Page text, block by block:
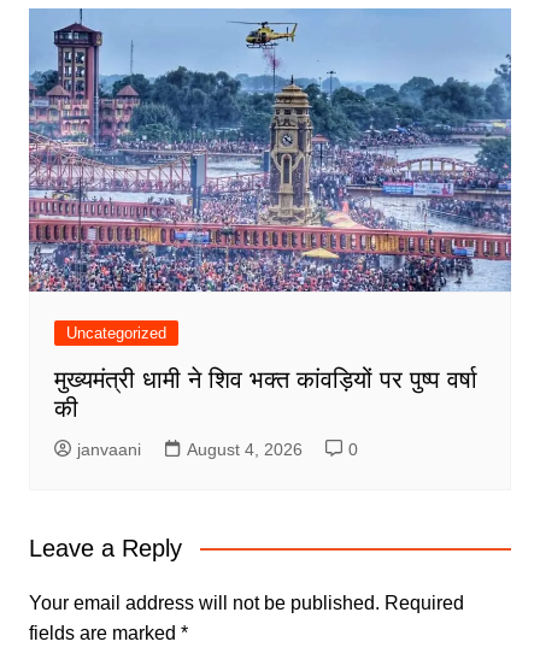
Uncategorized
मुख्यमंत्री धामी ने शिव भक्त कांवड़ियों पर पुष्प वर्षा
की
janvaani August 4, 2026 0
Leave a Reply
Your email address will not be published. Required
fields are marked *